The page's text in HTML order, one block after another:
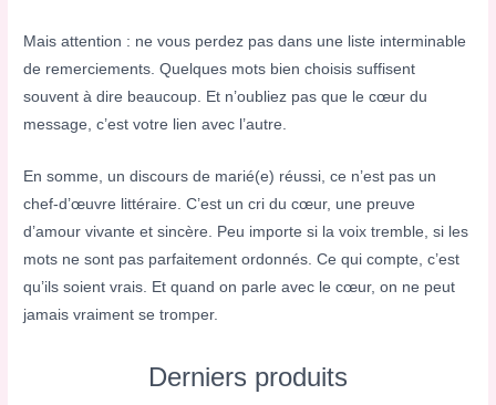
Mais attention : ne vous perdez pas dans une liste interminable
de remerciements. Quelques mots bien choisis suffisent
souvent à dire beaucoup. Et n’oubliez pas que le cœur du
message, c’est votre lien avec l’autre.
En somme, un discours de marié(e) réussi, ce n’est pas un
chef-d’œuvre littéraire. C’est un cri du cœur, une preuve
d’amour vivante et sincère. Peu importe si la voix tremble, si les
mots ne sont pas parfaitement ordonnés. Ce qui compte, c’est
qu’ils soient vrais. Et quand on parle avec le cœur, on ne peut
jamais vraiment se tromper.
Derniers produits